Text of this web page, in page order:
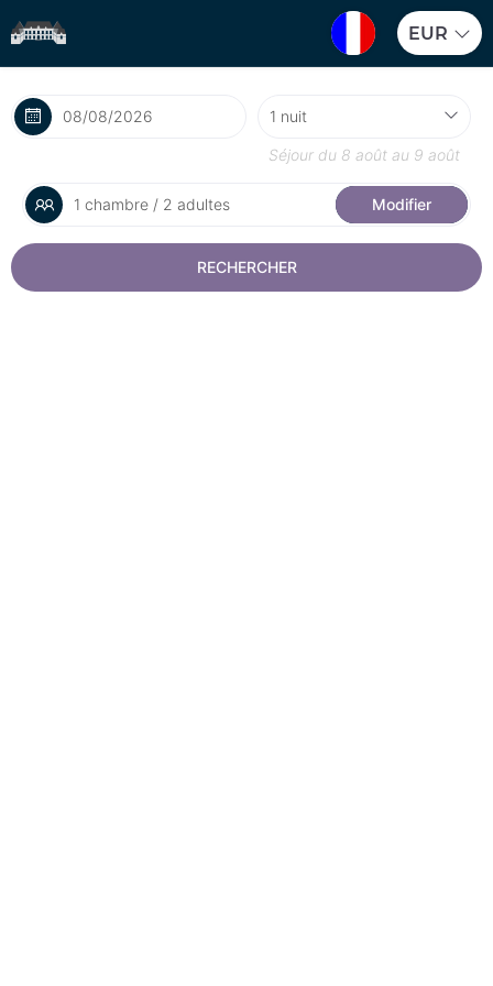
EUR
Séjour du 8 août au 9 août
1 chambre / 2 adultes Modifier